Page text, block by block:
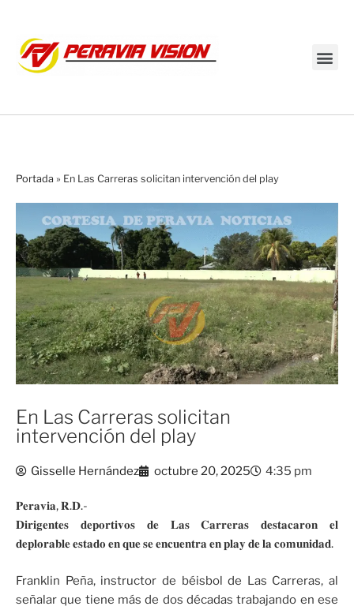
Portada » En Las Carreras solicitan intervención del play
En Las Carreras solicitan
intervención del play
Gisselle Hernández octubre 20, 2025 4:35 pm
𝐏𝐞𝐫𝐚𝐯𝐢𝐚, 𝐑.𝐃.-
𝐃𝐢𝐫𝐢𝐠𝐞𝐧𝐭𝐞𝐬 𝐝𝐞𝐩𝐨𝐫𝐭𝐢𝐯𝐨𝐬 𝐝𝐞 𝐋𝐚𝐬 𝐂𝐚𝐫𝐫𝐞𝐫𝐚𝐬 𝐝𝐞𝐬𝐭𝐚𝐜𝐚𝐫𝐨𝐧 𝐞𝐥
𝐝𝐞𝐩𝐥𝐨𝐫𝐚𝐛𝐥𝐞 𝐞𝐬𝐭𝐚𝐝𝐨 𝐞𝐧 𝐪𝐮𝐞 𝐬𝐞 𝐞𝐧𝐜𝐮𝐞𝐧𝐭𝐫𝐚 𝐞𝐧 𝐩𝐥𝐚𝐲 𝐝𝐞 𝐥𝐚 𝐜𝐨𝐦𝐮𝐧𝐢𝐝𝐚𝐝.
Franklin Peña, instructor de béisbol de Las Carreras, al
señalar que tiene más de dos décadas trabajando en ese